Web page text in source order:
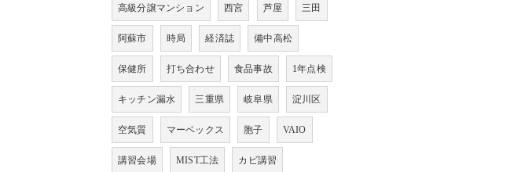
高級分譲マンション 西宮 芦屋 三田
阿蘇市 時局 経済誌 備中高松
保健所 打ち合わせ 食品事故 1年点検
キッチン漏水 三重県 岐阜県 淀川区
空気質 マーベックス 胞子 VAIO
講習会場 MIST工法 カビ講習